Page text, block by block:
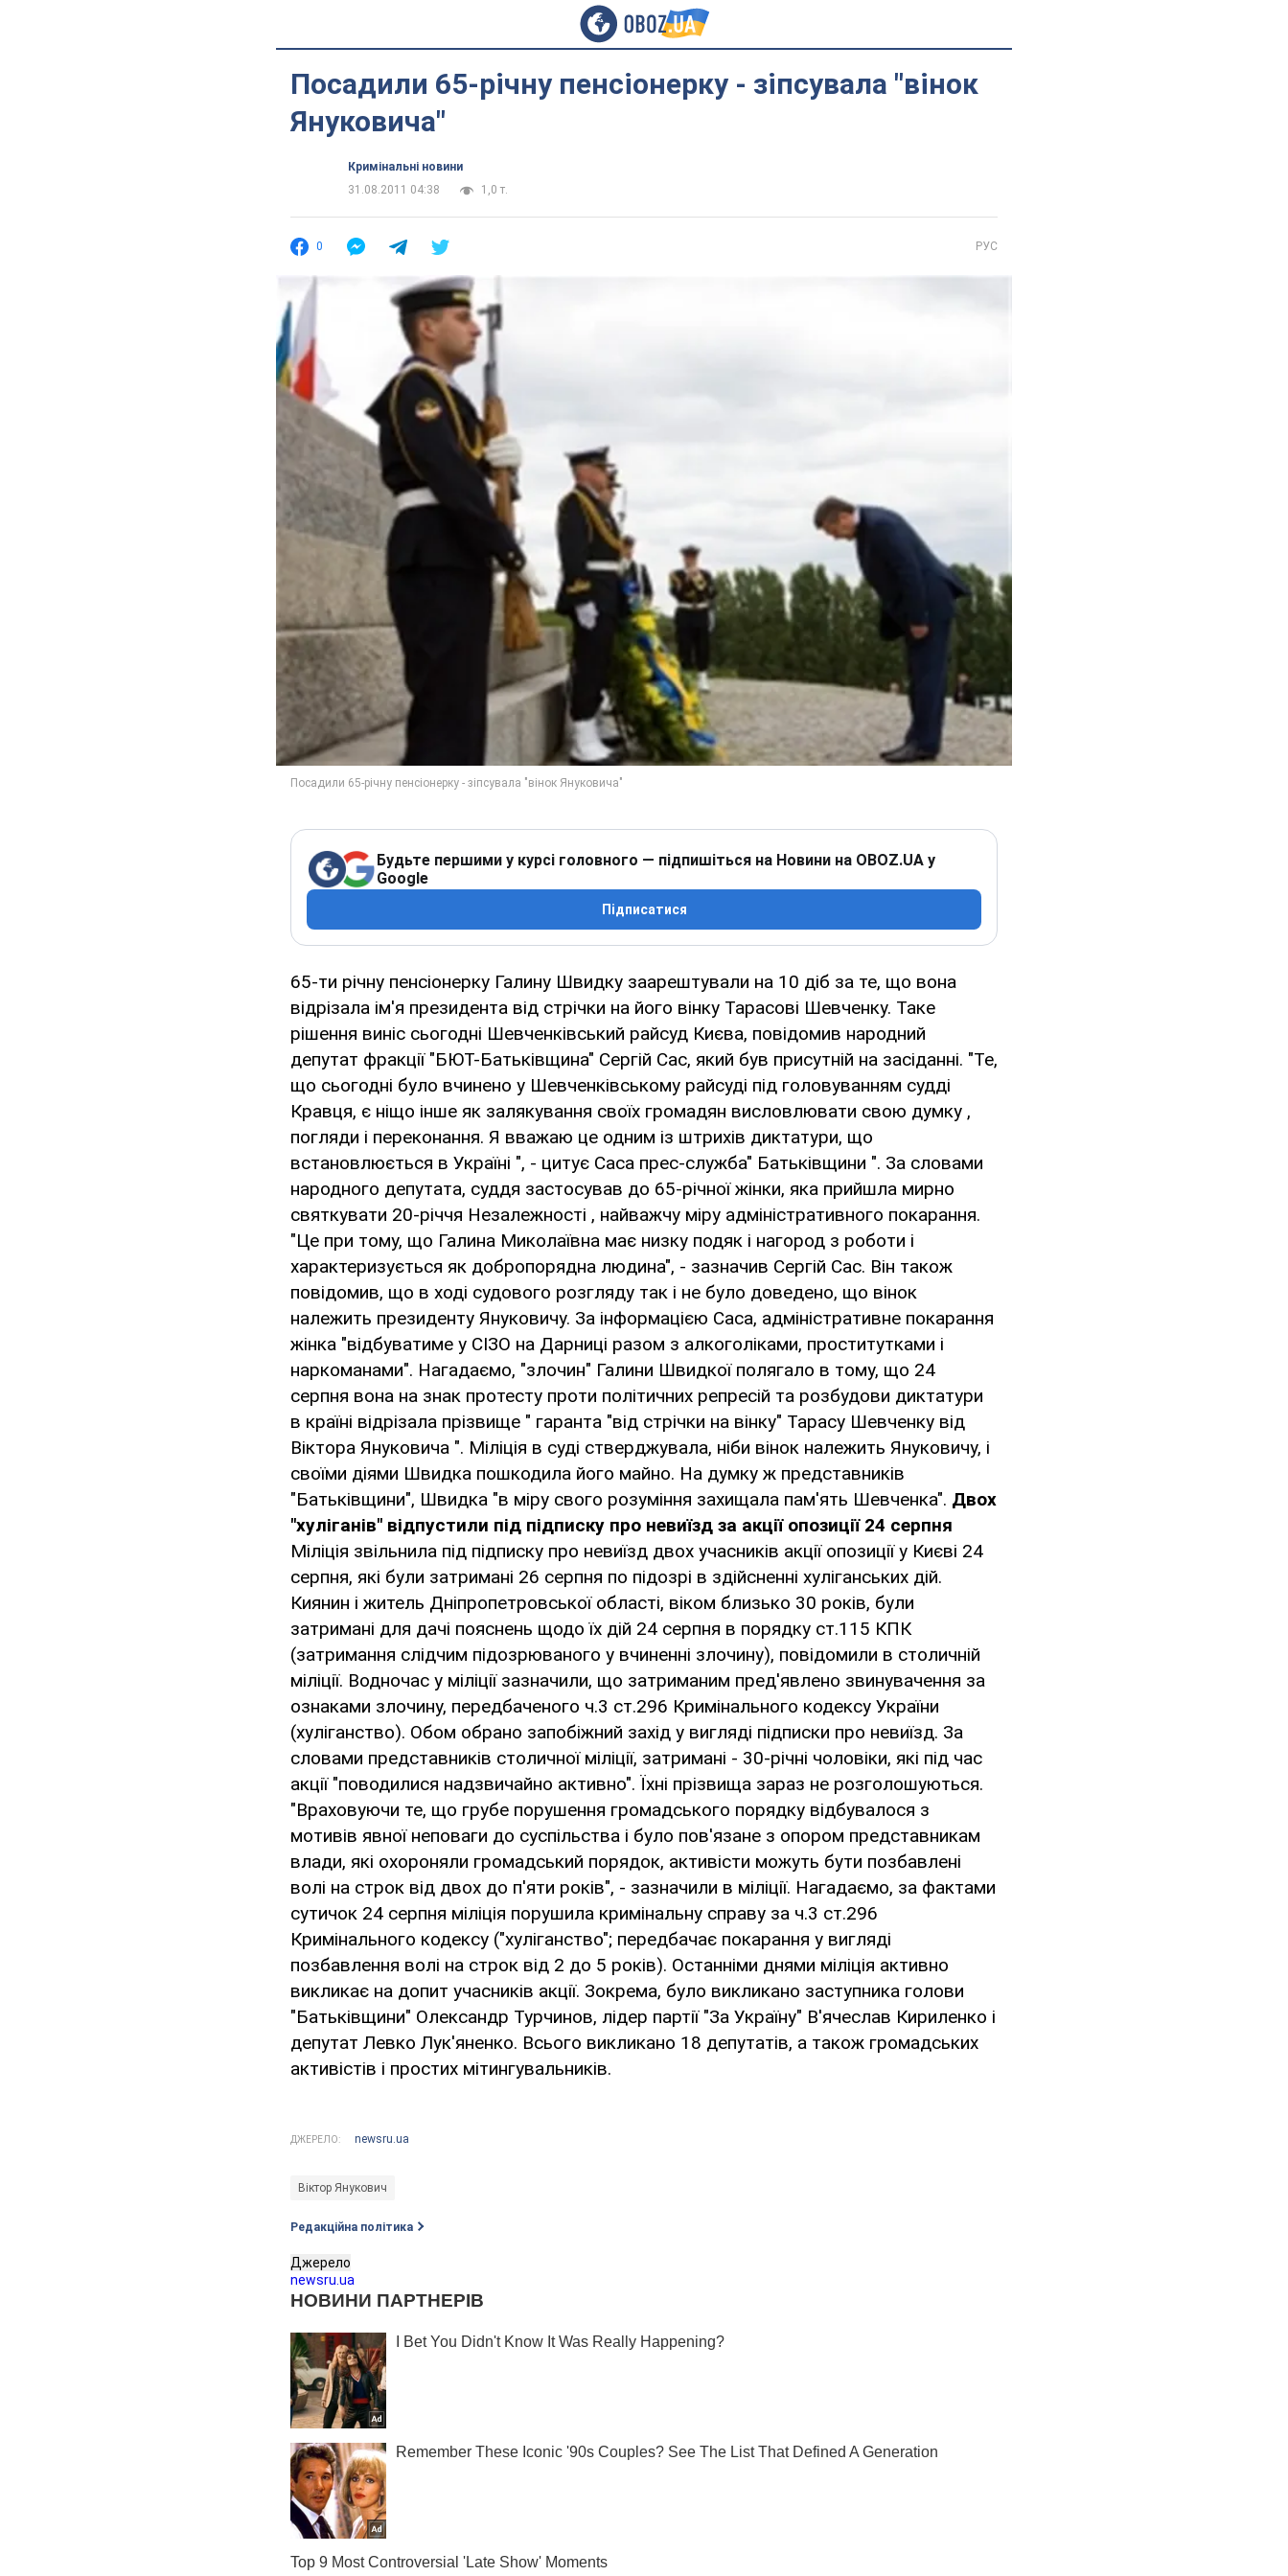
Посадили 65-річну пенсіонерку - зіпсувала "вінок
Януковича"
Кримінальні новини
31.08.2011 04:38
1,0 т.
0 РУС
Будьте першими у курсі головного — підпишіться на Новини на OBOZ.UA у
Google
Підписатися
65-ти річну пенсіонерку Галину Швидку заарештували на 10 діб за те, що вона
відрізала ім'я президента від стрічки на його вінку Тарасові Шевченку. Таке
рішення виніс сьогодні Шевченківський райсуд Києва, повідомив народний
депутат фракції "БЮТ-Батьківщина" Сергій Сас, який був присутній на засіданні. "Те,
що сьогодні було вчинено у Шевченківському райсуді під головуванням судді
Кравця, є ніщо інше як залякування своїх громадян висловлювати свою думку ,
погляди і переконання. Я вважаю це одним із штрихів диктатури, що
встановлюється в Україні ", - цитує Саса прес-служба" Батьківщини ". За словами
народного депутата, суддя застосував до 65-річної жінки, яка прийшла мирно
святкувати 20-річчя Незалежності , найважчу міру адміністративного покарання.
"Це при тому, що Галина Миколаївна має низку подяк і нагород з роботи і
характеризується як добропорядна людина", - зазначив Сергій Сас. Він також
повідомив, що в ході судового розгляду так і не було доведено, що вінок
належить президенту Януковичу. За інформацією Саса, адміністративне покарання
жінка "відбуватиме у СІЗО на Дарниці разом з алкоголіками, проститутками і
наркоманами". Нагадаємо, "злочин" Галини Швидкої полягало в тому, що 24
серпня вона на знак протесту проти політичних репресій та розбудови диктатури
в країні відрізала прізвище " гаранта "від стрічки на вінку" Тарасу Шевченку від
Віктора Януковича ". Міліція в суді стверджувала, ніби вінок належить Януковичу, і
своїми діями Швидка пошкодила його майно. На думку ж представників
"Батьківщини", Швидка "в міру свого розуміння захищала пам'ять Шевченка". Двох
"хуліганів" відпустили під підписку про невиїзд за акції опозиції 24 серпня
Міліція звільнила під підписку про невиїзд двох учасників акції опозиції у Києві 24
серпня, які були затримані 26 серпня по підозрі в здійсненні хуліганських дій.
Киянин і житель Дніпропетровської області, віком близько 30 років, були
затримані для дачі пояснень щодо їх дій 24 серпня в порядку ст.115 КПК
(затримання слідчим підозрюваного у вчиненні злочину), повідомили в столичній
міліції. Водночас у міліції зазначили, що затриманим пред'явлено звинувачення за
ознаками злочину, передбаченого ч.3 ст.296 Кримінального кодексу України
(хуліганство). Обом обрано запобіжний захід у вигляді підписки про невиїзд. За
словами представників столичної міліції, затримані - 30-річні чоловіки, які під час
акції "поводилися надзвичайно активно". Їхні прізвища зараз не розголошуються.
"Враховуючи те, що грубе порушення громадського порядку відбувалося з
мотивів явної неповаги до суспільства і було пов'язане з опором представникам
влади, які охороняли громадський порядок, активісти можуть бути позбавлені
волі на строк від двох до п'яти років", - зазначили в міліції. Нагадаємо, за фактами
сутичок 24 серпня міліція порушила кримінальну справу за ч.3 ст.296
Кримінального кодексу ("хуліганство"; передбачає покарання у вигляді
позбавлення волі на строк від 2 до 5 років). Останніми днями міліція активно
викликає на допит учасників акції. Зокрема, було викликано заступника голови
"Батьківщини" Олександр Турчинов, лідер партії "За Україну" В'ячеслав Кириленко і
депутат Левко Лук'яненко. Всього викликано 18 депутатів, а також громадських
активістів і простих мітингувальників.
ДЖЕРЕЛО: newsru.ua
Віктор Янукович
Редакційна політика
Джерело
newsru.ua